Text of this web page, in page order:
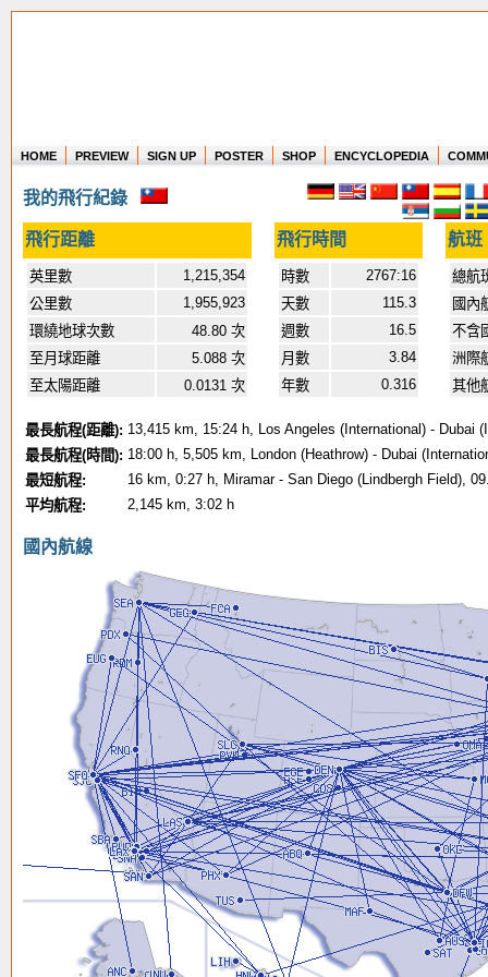
Where in the world have you flown?
How long have you been in the air?
Create your own FlightMemory and see!
HOME PREVIEW SIGN UP POSTER SHOP ENCYCLOPEDIA
我的飛行紀錄
飛行距離 飛行時間 航班
英里數
1,215,354
公里數
1,955,923
環繞地球次數
48.80 次
至月球距離
5.088 次
至太陽距離
0.0131 次
時數
2767:16
天數
115.3
週數
16.5
月數
3.84
年數
0.316
總航
國內
不含
洲際
其他
最長航程(距離): 13,415 km, 15:24 h, Los Angeles (International) - Dubai
最長航程(時間): 18:00 h, 5,505 km, London (Heathrow) - Dubai
最短航程:
16 km, 0:27 h, Miramar - San Diego (Lindbergh Field),
平均航程:
2,145 km, 3:02 h
國內航線